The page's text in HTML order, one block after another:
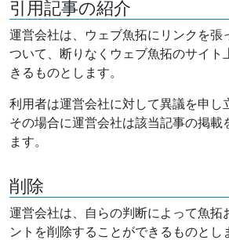
引用記事の紹介
運営会社は、ウェブ魚拓にリンクを張
ついて、断りなくウェブ魚拓のサイト
きるものとします。
利用者は運営会社に対して異議を申し
その場合に運営会社は該当記事の掲載
ます。
削除
運営会社は、自らの判断によって魚拓
ントを削除することができるものとし